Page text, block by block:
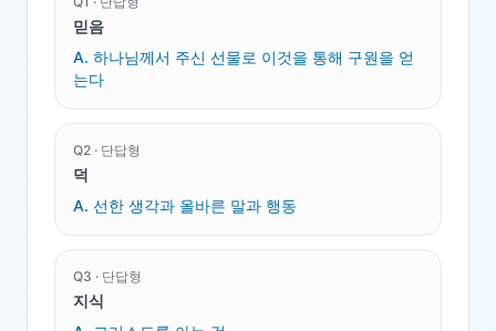
믿음
A. 하나님께서 주신 선물로 이것을 통해 구원을 얻
는다
Q2 · 단답형
덕
A. 선한 생각과 올바른 말과 행동
Q3 · 단답형
지식